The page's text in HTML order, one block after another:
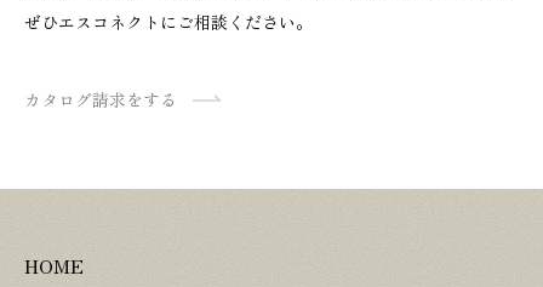
ぜひエスコネクトにご相談ください。
カタログ請求をする
HOME